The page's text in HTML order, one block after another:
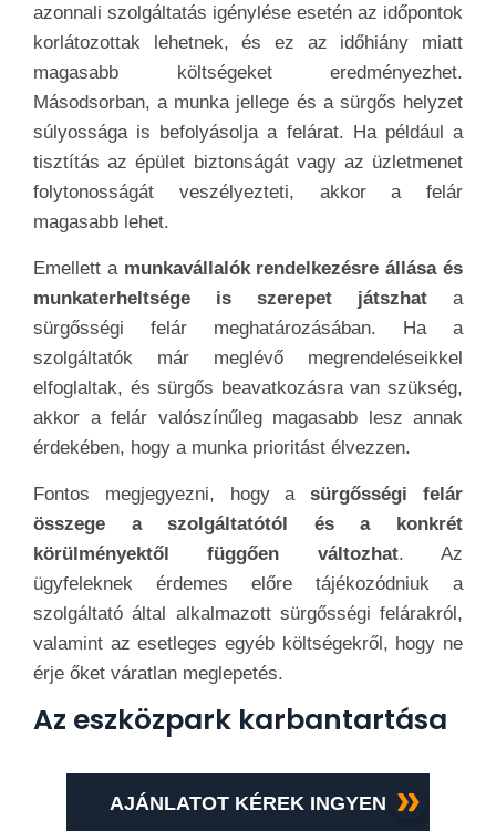
azonnali szolgáltatás igénylése esetén az időpontok
korlátozottak lehetnek, és ez az időhiány miatt
magasabb költségeket eredményezhet.
Másodsorban, a munka jellege és a sürgős helyzet
súlyossága is befolyásolja a felárat. Ha például a
tisztítás az épület biztonságát vagy az üzletmenet
folytonosságát veszélyezteti, akkor a felár
magasabb lehet.
Emellett a munkavállalók rendelkezésre állása és
munkaterheltsége is szerepet játszhat a
sürgősségi felár meghatározásában. Ha a
szolgáltatók már meglévő megrendeléseikkel
elfoglaltak, és sürgős beavatkozásra van szükség,
akkor a felár valószínűleg magasabb lesz annak
érdekében, hogy a munka prioritást élvezzen.
Fontos megjegyezni, hogy asürgősségi felár
összege a szolgáltatótól és a konkrét
körülményektől függően változhat. Az
ügyfeleknek érdemes előre tájékozódniuk a
szolgáltató által alkalmazott sürgősségi felárakról,
valamint az esetleges egyéb költségekről, hogy ne
érje őket váratlan meglepetés.
Az eszközpark karbantartása
AJÁNLATOT KÉREK INGYEN